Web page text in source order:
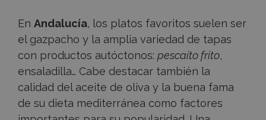
En Andalucía, los platos favoritos suelen ser
el gazpacho y la amplia variedad de tapas
con productos autóctonos: pescaíto frito,
ensaladilla… Cabe destacar también la
calidad del aceite de oliva y la buena fama
de su dieta mediterránea como factores